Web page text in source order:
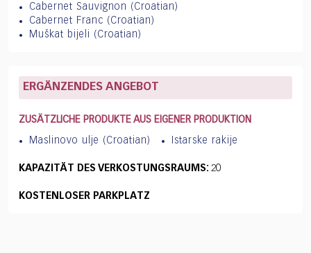
Cabernet Sauvignon (Croatian)
Cabernet Franc (Croatian)
Muškat bijeli (Croatian)
ERGÄNZENDES ANGEBOT
ZUSÄTZLICHE PRODUKTE AUS EIGENER PRODUKTION
Maslinovo ulje (Croatian) Istarske rakije
KAPAZITÄT DES VERKOSTUNGSRAUMS: 20
KOSTENLOSER PARKPLATZ